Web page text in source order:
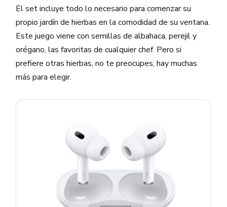
El set incluye todo lo necesario para comenzar su
propio jardín de hierbas en la comodidad de su ventana.
Este juego viene con semillas de albahaca, perejil y
orégano, las favoritas de cualquier chef. Pero si
prefiere otras hierbas, no te preocupes, hay muchas
más para elegir.